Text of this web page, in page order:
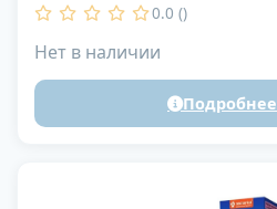
0.0 ()
Нет в наличии
Подробнее